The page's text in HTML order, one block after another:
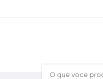
O que voce